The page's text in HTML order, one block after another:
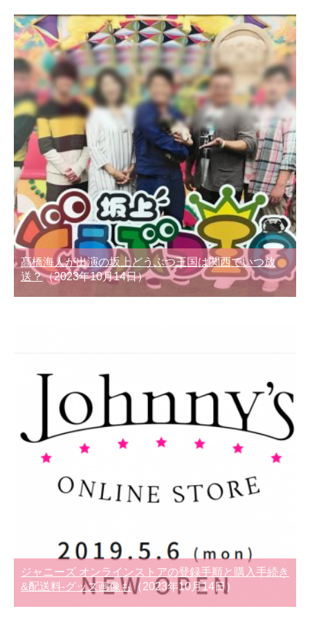
髙橋海人が出演の坂上どうぶつ王国は関西でいつ放
送？（2023年10月14日）
ジャニーズ オンラインストアの登録手順と購入手続き
&配送料-グッズ画像も（2023年10月14日）